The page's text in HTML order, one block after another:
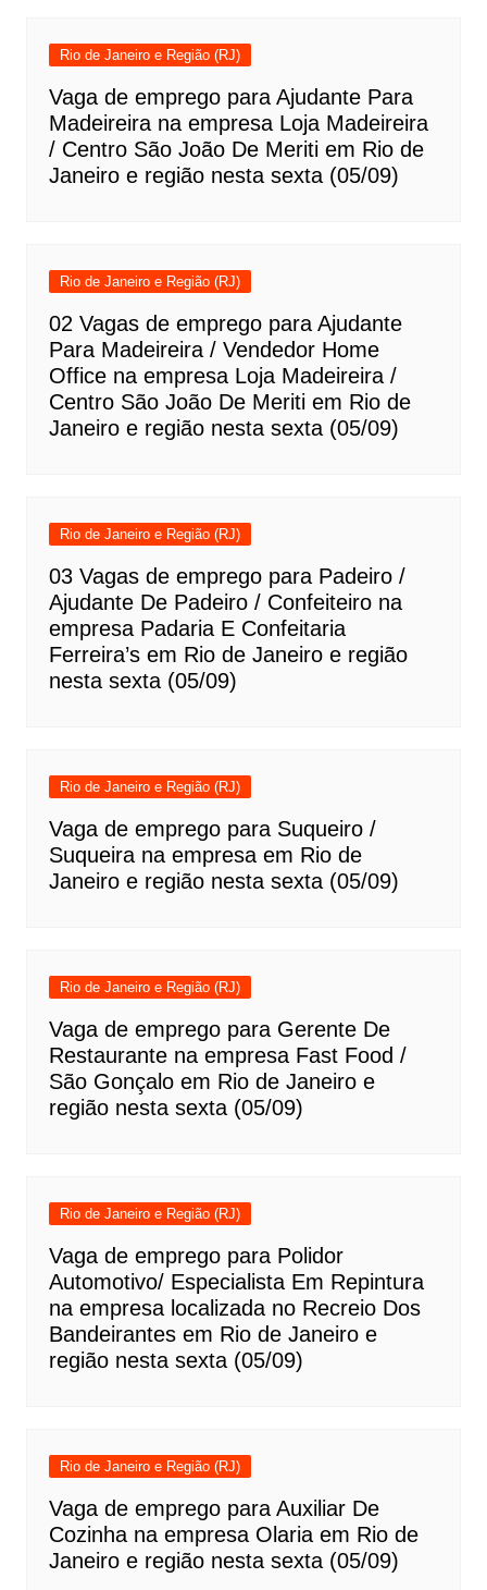
Rio de Janeiro e Região (RJ)
Vaga de emprego para Ajudante Para
Madeireira na empresa Loja Madeireira
/ Centro São João De Meriti em Rio de
Janeiro e região nesta sexta (05/09)
Rio de Janeiro e Região (RJ)
02 Vagas de emprego para Ajudante
Para Madeireira / Vendedor Home
Office na empresa Loja Madeireira /
Centro São João De Meriti em Rio de
Janeiro e região nesta sexta (05/09)
Rio de Janeiro e Região (RJ)
03 Vagas de emprego para Padeiro /
Ajudante De Padeiro / Confeiteiro na
empresa Padaria E Confeitaria
Ferreira’s em Rio de Janeiro e região
nesta sexta (05/09)
Rio de Janeiro e Região (RJ)
Vaga de emprego para Suqueiro /
Suqueira na empresa em Rio de
Janeiro e região nesta sexta (05/09)
Rio de Janeiro e Região (RJ)
Vaga de emprego para Gerente De
Restaurante na empresa Fast Food /
São Gonçalo em Rio de Janeiro e
região nesta sexta (05/09)
Rio de Janeiro e Região (RJ)
Vaga de emprego para Polidor
Automotivo/ Especialista Em Repintura
na empresa localizada no Recreio Dos
Bandeirantes em Rio de Janeiro e
região nesta sexta (05/09)
Rio de Janeiro e Região (RJ)
Vaga de emprego para Auxiliar De
Cozinha na empresa Olaria em Rio de
Janeiro e região nesta sexta (05/09)